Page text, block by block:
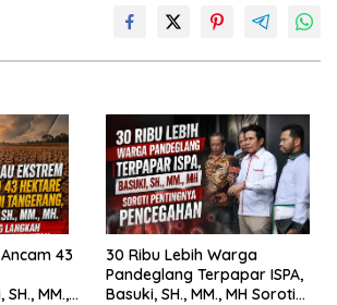
43
MM.,
30 Ribu Lebih Warga
Pandeglang Terpapar ISPA,
Basuki, SH., MM., MH Soroti